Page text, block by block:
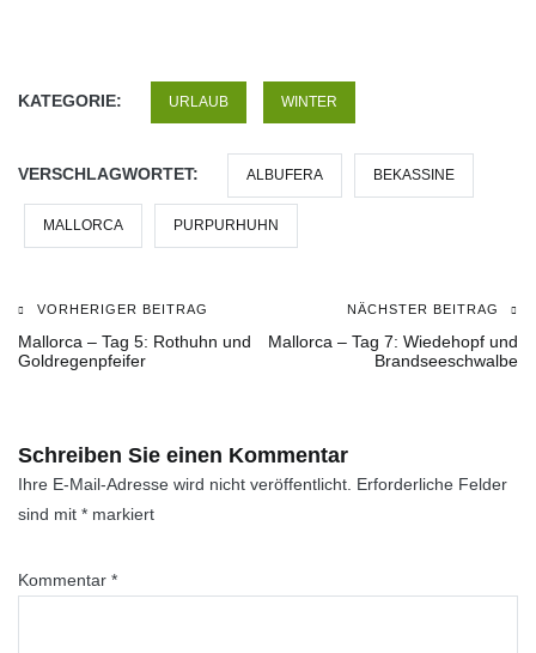
KATEGORIE: URLAUB WINTER
VERSCHLAGWORTET: ALBUFERA BEKASSINE
MALLORCA PURPURHUHN
Beitragsnavigation
VORHERIGER BEITRAG
Mallorca – Tag 5: Rothuhn und
Goldregenpfeifer
NÄCHSTER BEITRAG
Mallorca – Tag 7: Wiedehopf und
Brandseeschwalbe
Schreiben Sie einen Kommentar
Ihre E-Mail-Adresse wird nicht veröffentlicht. Erforderliche Felder
sind mit * markiert
Kommentar *